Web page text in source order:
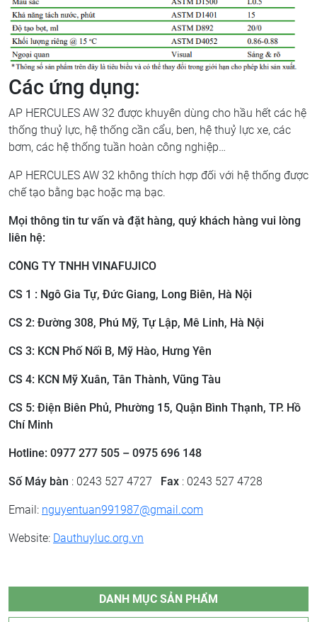
Các ứng dụng:
AP HERCULES AW 32 được khuyên dùng cho hầu hết các hệ
thống thuỷ lực, hệ thống cần cẩu, ben, hệ thuỷ lực xe, các
bơm, các hệ thống tuần hoàn công nghiệp…
AP HERCULES AW 32 không thích hợp đối với hệ thống được
chế tạo bằng bạc hoặc mạ bạc.
Mọi thông tin tư vấn và đặt hàng, quý khách hàng vui lòng
liên hệ:
CÔNG TY TNHH VINAFUJICO
CS 1 : Ngô Gia Tự, Đức Giang, Long Biên, Hà Nội
CS 2: ​Đường 308, Phú Mỹ, Tự Lập, Mê Linh, Hà Nội
CS 3: ​KCN Phố Nối B, Mỹ Hào, Hưng Yên
CS 4: KCN Mỹ Xuân, Tân Thành, Vũng Tàu
CS 5: Điện Biên Phủ, Phường 15, Quận Bình Thạnh, TP. Hồ
Chí Minh
Hotline: 0977 277 505 – 0975 696 148
Số Máy bàn : 0243 527 4727 Fax : 0243 527 4728
Email: nguyentuan991987@gmail.com
Website: Dauthuyluc.org.vn
DANH MỤC SẢN PHẨM